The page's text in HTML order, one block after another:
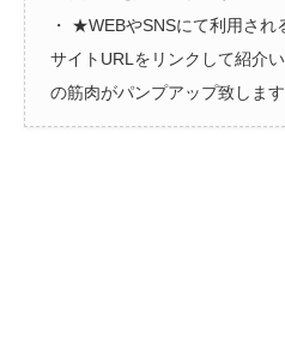
・ ★WEBやSNSにて利用さ
サイトURLをリンクして紹介
の筋肉がパンプアップ致します